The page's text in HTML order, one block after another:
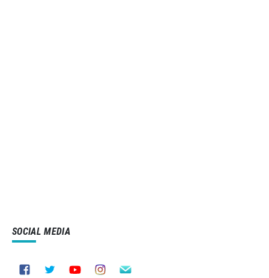
SOCIAL MEDIA